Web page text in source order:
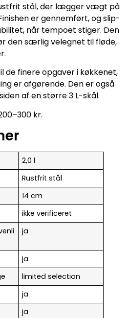
stål, der lægger vægt på
er gennemført, og slip-
når tempoet stiger. Den
den særlig velegnet til fløde,
finere opgaver i køkkenet,
er afgørende. Den er også
af en større 3 L-skål.
kr.
2,0 l
Rustfrit stål
14 cm
ikke verificeret
ja
ja
limited selection
ja
ja